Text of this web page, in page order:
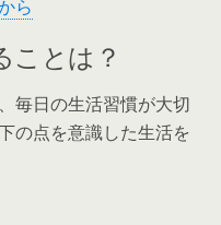
ら
ことは？
毎日の生活習慣が大切
の点を意識した生活を